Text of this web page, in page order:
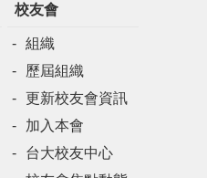
校友會
組織
歷屆組織
更新校友會資訊
加入本會
台大校友中心